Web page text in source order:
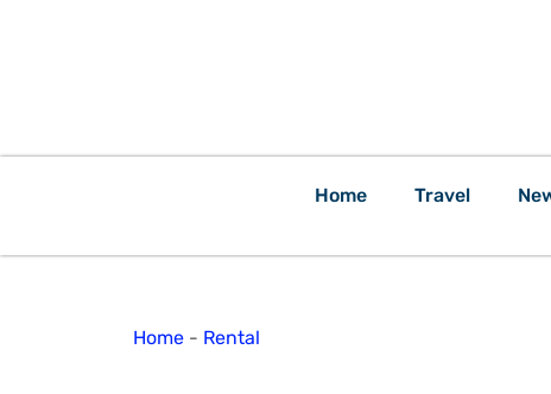
Home Travel
Home - Rental